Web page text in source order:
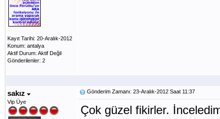
Kayıt Tarihi: 20-Aralık-2012
Konum: antalya
Aktif Durum: Aktif Değil
Gönderilenler: 2
sakız
Vip Üye
Gönderim Zamanı: 23-Aralık-2012 Saat 11:37
Çok güzel fikirler.